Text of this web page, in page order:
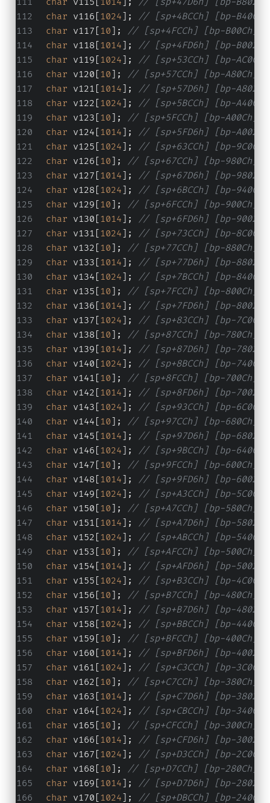
char v116[ 1024 ]; // [sp+4BCCh] [bp-B40Ch]
char v117[ 10 ]; // [sp+4FCCh] [bp-B00Ch]
char v118[ 1014 ]; // [sp+4FD6h] [bp-B002h]
char v119[ 1024 ]; // [sp+53CCh] [bp-AC0Ch]
char v120[ 10 ]; // [sp+57CCh] [bp-A80Ch]
char v121[ 1014 ]; // [sp+57D6h] [bp-A802h]
char v122[ 1024 ]; // [sp+5BCCh] [bp-A40Ch]
char v123[ 10 ]; // [sp+5FCCh] [bp-A00Ch]
char v124[ 1014 ]; // [sp+5FD6h] [bp-A002h]
char v125[ 1024 ]; // [sp+63CCh] [bp-9C0Ch]
char v126[ 10 ]; // [sp+67CCh] [bp-980Ch]
char v127[ 1014 ]; // [sp+67D6h] [bp-9802h]
char v128[ 1024 ]; // [sp+6BCCh] [bp-940Ch]
char v129[ 10 ]; // [sp+6FCCh] [bp-900Ch]
char v130[ 1014 ]; // [sp+6FD6h] [bp-9002h]
char v131[ 1024 ]; // [sp+73CCh] [bp-8C0Ch]
char v132[ 10 ]; // [sp+77CCh] [bp-880Ch]
char v133[ 1014 ]; // [sp+77D6h] [bp-8802h]
char v134[ 1024 ]; // [sp+7BCCh] [bp-840Ch]
char v135[ 10 ]; // [sp+7FCCh] [bp-800Ch]
char v136[ 1014 ]; // [sp+7FD6h] [bp-8002h]
char v137[ 1024 ]; // [sp+83CCh] [bp-7C0Ch]
char v138[ 10 ]; // [sp+87CCh] [bp-780Ch]
char v139[ 1014 ]; // [sp+87D6h] [bp-7802h]
char v140[ 1024 ]; // [sp+8BCCh] [bp-740Ch]
char v141[ 10 ]; // [sp+8FCCh] [bp-700Ch]
char v142[ 1014 ]; // [sp+8FD6h] [bp-7002h]
char v143[ 1024 ]; // [sp+93CCh] [bp-6C0Ch]
char v144[ 10 ]; // [sp+97CCh] [bp-680Ch]
char v145[ 1014 ]; // [sp+97D6h] [bp-6802h]
char v146[ 1024 ]; // [sp+9BCCh] [bp-640Ch]
char v147[ 10 ]; // [sp+9FCCh] [bp-600Ch]
char v148[ 1014 ]; // [sp+9FD6h] [bp-6002h]
char v149[ 1024 ]; // [sp+A3CCh] [bp-5C0Ch]
char v150[ 10 ]; // [sp+A7CCh] [bp-580Ch]
char v151[ 1014 ]; // [sp+A7D6h] [bp-5802h]
char v152[ 1024 ]; // [sp+ABCCh] [bp-540Ch]
char v153[ 10 ]; // [sp+AFCCh] [bp-500Ch]
char v154[ 1014 ]; // [sp+AFD6h] [bp-5002h]
char v155[ 1024 ]; // [sp+B3CCh] [bp-4C0Ch]
char v156[ 10 ]; // [sp+B7CCh] [bp-480Ch]
char v157[ 1014 ]; // [sp+B7D6h] [bp-4802h]
char v158[ 1024 ]; // [sp+BBCCh] [bp-440Ch]
char v159[ 10 ]; // [sp+BFCCh] [bp-400Ch]
char v160[ 1014 ]; // [sp+BFD6h] [bp-4002h]
char v161[ 1024 ]; // [sp+C3CCh] [bp-3C0Ch]
char v162[ 10 ]; // [sp+C7CCh] [bp-380Ch]
char v163[ 1014 ]; // [sp+C7D6h] [bp-3802h]
char v164[ 1024 ]; // [sp+CBCCh] [bp-340Ch]
char v165[ 10 ]; // [sp+CFCCh] [bp-300Ch]
char v166[ 1014 ]; // [sp+CFD6h] [bp-3002h]
char v167[ 1024 ]; // [sp+D3CCh] [bp-2C0Ch]
char v168[ 10 ]; // [sp+D7CCh] [bp-280Ch]
char v169[ 1014 ]; // [sp+D7D6h] [bp-2802h]
char v170[ 1024 ]; // [sp+DBCCh] [bp-240Ch]